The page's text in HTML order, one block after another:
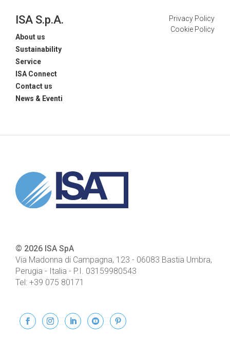
ISA S.p.A.
About us
Sustainability
Service
ISA Connect
Contact us
News & Eventi
Privacy Policy
Cookie Policy
© 2026 ISA SpA
Via Madonna di Campagna, 123 - 06083 Bastia Umbra,
Perugia - Italia - P.I. 03159980543
Tel: +39 075 80171